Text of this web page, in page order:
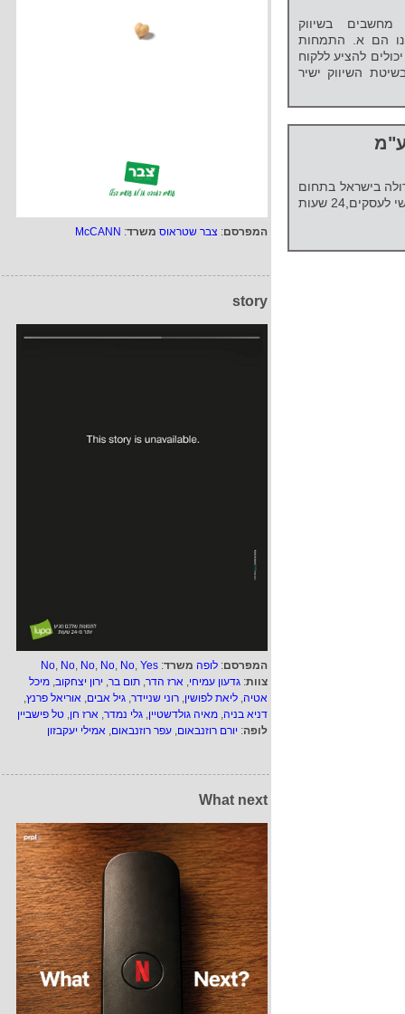
המפרסם: צבר שטראוס משרד:
McCANN
story
המפרסם: לופה משרד:
No, No, No, No, No, Yes
צוות: גדעון עמיחי, ארז הדר, תום בר, ירון יצחקוב, מיכל
אטיה, ליאת לפושין, רוני שניידר, גיל אבים, אוריאל פרנץ,
דניא בניה, מאיה גולדשטיין, גלי נמדר, ארז חן, טל פישביין
לופה: יורם רוזנבאום, עפר רוזנבאום, אמילי יעקבזון
What next
בשיווק
הם א. התמחות
להציע ללקוח
השיווק ישיר
בישראל בתחום
ה- Call Center ( מענה טלפוני אנושי לעסקים,24 שעות